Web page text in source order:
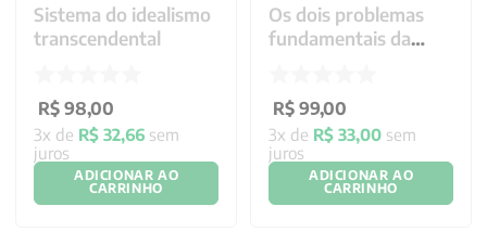
Sistema do idealismo
transcendental
R$ 98,00
3x de R$ 32,66 sem
juros
ADICIONAR AO
CARRINHO
Os dois problemas
fundamentais da
R$ 99,00
3x de R$ 33,00 sem
juros
ADICIONAR AO
CARRINHO